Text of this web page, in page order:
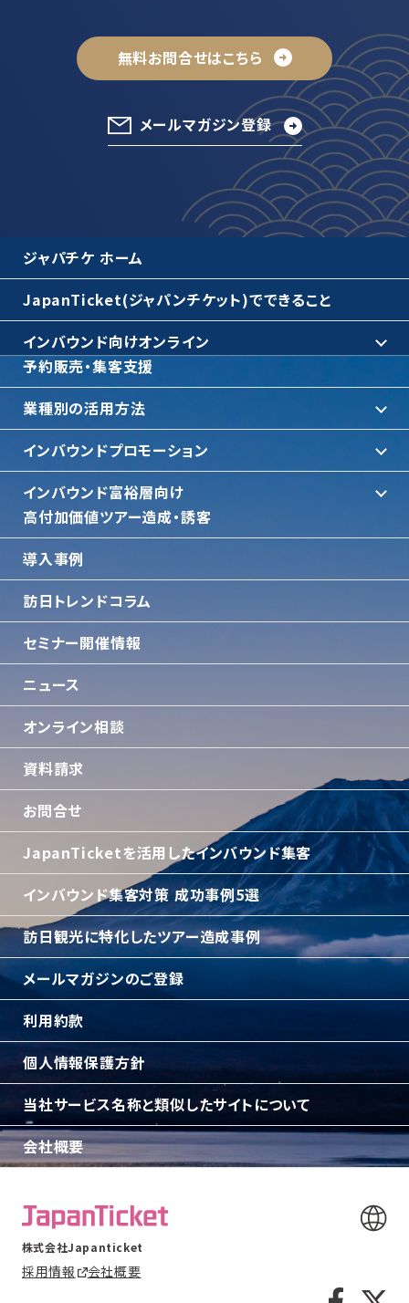
無料お問合せはこちら
メールマガジン登録
ジャパチケ ホーム
JapanTicket(ジャパンチケット)でできること
インバウンド向けオンライン
予約販売・集客支援
業種別の活用方法
インバウンドプロモーション
インバウンド富裕層向け
⾼付加価値ツアー造成・誘客
導入事例
訪日トレンドコラム
セミナー開催情報
ニュース
オンライン相談
資料請求
お問合せ
JapanTicketを活用したインバウンド集客
インバウンド集客対策 成功事例5選
訪日観光に特化したツアー造成事例
メールマガジンのご登録
利用約款
個人情報保護方針
当社サービス名称と類似したサイトについて
会社概要
株式会社Japanticket
採用情報 会社概要